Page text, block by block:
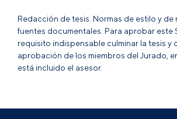
Redacción de tesis. Normas de estilo y de
fuentes documentales. Para aprobar este
requisito indispensable culminar la tesis y
aprobación de los miembros del Jurado,
está incluido el asesor.